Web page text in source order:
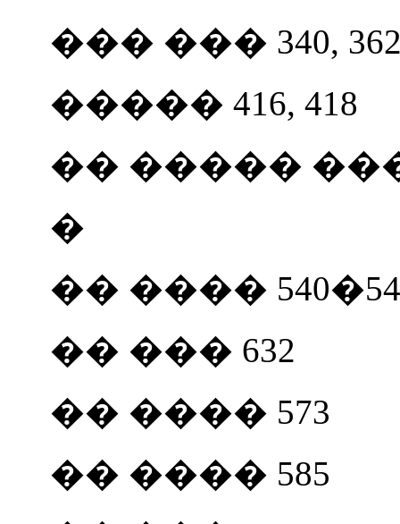
��� ��� 340,
����� 416, 418
�� ����� ���
�
�� ����
�� ��� 632
�� ���� 573
�� ���� 585